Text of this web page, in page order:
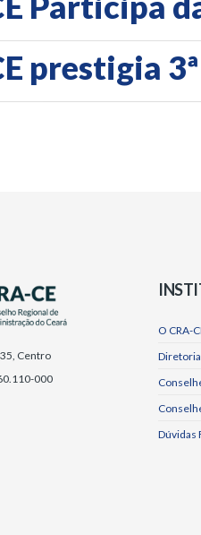
prestigia
Centro
000
O CRA-
Diretoria
Dúvidas